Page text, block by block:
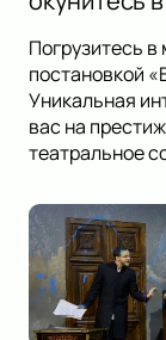
Погрузитесь в
постановкой
Уникальная
вас на
театральное